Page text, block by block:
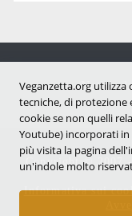
Notizie
Copyright © 2007
Informativa sui
Veganzetta.org
tecniche, di protezione
cookie se non quelli
Youtube) incorporati in
più visita la pagina
un'indole molto